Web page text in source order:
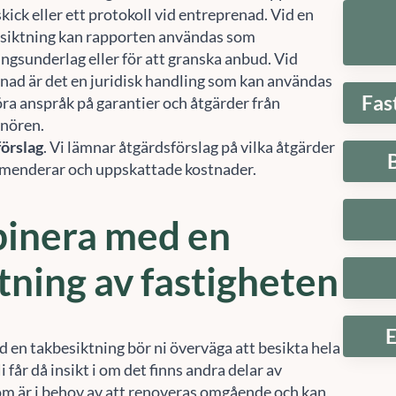
Hantera samtycke
ge en bra upplevelse använder vi teknik som cookies för att lagra och/eller komma åt
När du samtycker till dessa tekniker kan vi behandla data som
eller unika ID:n på denna webbplats. Om du inte samtycker eller om du
ditt samtycke kan detta påverka vissa funktioner negativt.
eller ett protokoll vid entreprenad. Vid en
kan rapporten användas som
eller för att granska anbud. Vid
är det en juridisk handling som kan användas
anspråk på garantier och åtgärder från
. Vi lämnar åtgärdsförslag på vilka åtgärder
och uppskattade kostnader.
med en
av fastigheten
en takbesiktning bör ni överväga att besikta hela
får då insikt i om det finns andra delar av
är i behov av att renoveras omgående och kan